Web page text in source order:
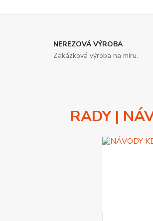
NEREZOVÁ VÝROBA
Zakázková výroba na míru.
RADY |